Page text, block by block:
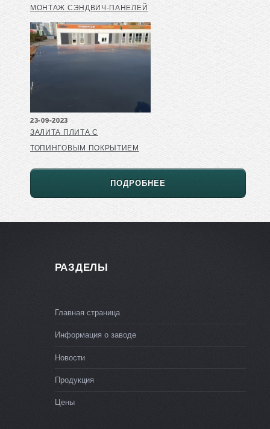
МОНТАЖ СЭНДВИЧ-ПАНЕЛЕЙ
23-09-2023
ЗАЛИТА ПЛИТА С
ТОПИНГОВЫМ ПОКРЫТИЕМ
ПОДРОБНЕЕ
РАЗДЕЛЫ
Главная страница
Информация о заводе
Новости
Продукция
Цены